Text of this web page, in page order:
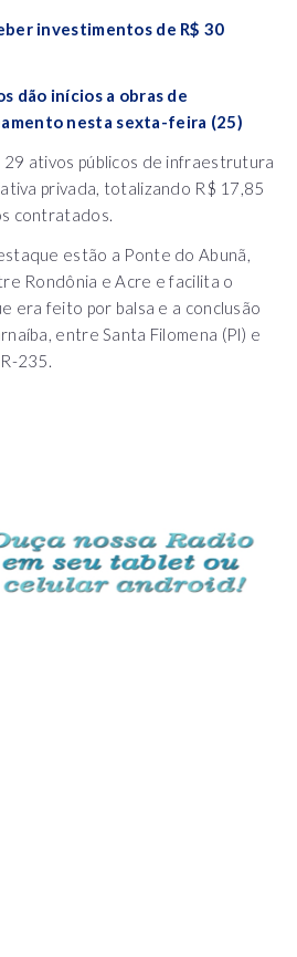
investimentos de R$ 30
dão inícios a obras de
nesta sexta-feira (25)
29 ativos públicos de infraestrutura
privada, totalizando R$ 17,85
contratados.
estão a Ponte do Abunã,
Rondônia e Acre e facilita o
era feito por balsa e a conclusão
entre Santa Filomena (PI) e
235.